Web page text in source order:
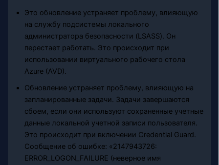
Это обновление устраняет проблему, влияющую
на службу подсистемы локального
администратора безопасности (LSASS). Он
перестает работать. Это происходит при
использовании виртуального рабочего стола
Azure (AVD).
Обновление устраняет проблему, влияющую на
запланированные задачи. Задачи завершаются
сбоем, если они используют сохраненные учетные
данные локальной учетной записи пользователя.
Это происходит при включении Credential Guard.
Сообщение об ошибке: «2147943726:
ERROR_LOGON_FAILURE (неверное имя